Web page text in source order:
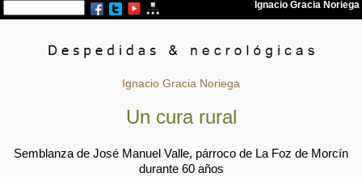
Ignacio Gracia Noriega
Un cura rural
Semblanza de José Manuel Valle, párroco de La Foz de Morcín
durante 60 años